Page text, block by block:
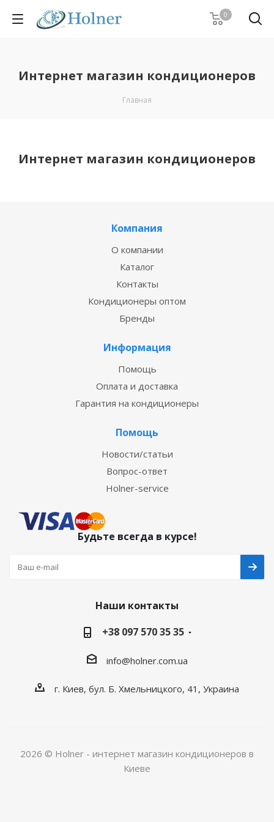
0
Интернет магазин кондиционеров
Главная
Интернет магазин кондиционеров
Компания
О компании
Каталог
Контакты
Кондиционеры оптом
Бренды
Информация
Помощь
Оплата и доставка
Гарантия на кондиционеры
Помощь
Новости/статьи
Вопрос-ответ
Holner-service
Будьте всегда в курсе!
Наши контакты
+38 097 570 35 35
info@holner.com.ua
г. Киев, бул. Б. Хмельницкого, 41, Украина
2026 © Holner - интернет магазин кондиционеров в
Киеве